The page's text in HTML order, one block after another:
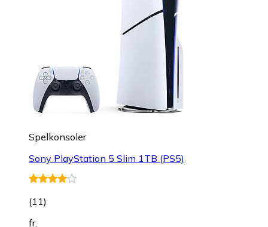
Spelkonsoler
Sony PlayStation 5 Slim 1TB (PS5)
(11)
fr.